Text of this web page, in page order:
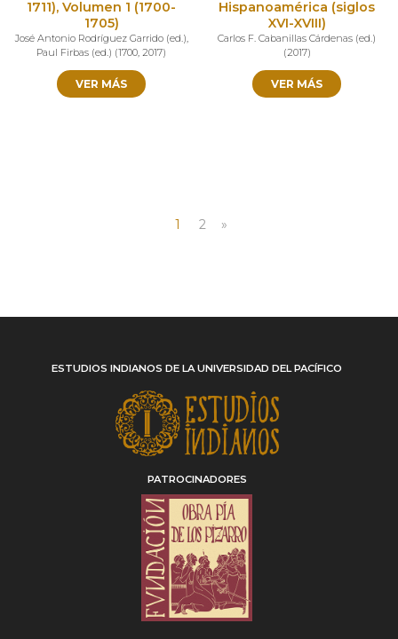
1711), Volumen 1 (1700-
1705)
José Antonio Rodríguez Garrido (ed.),
Paul Firbas (ed.) (1700, 2017)
VER MÁS
Hispanoamérica (siglos
XVI-XVIII)
Carlos F. Cabanillas Cárdenas (ed.)
(2017)
VER MÁS
1 2 »
ESTUDIOS INDIANOS DE LA UNIVERSIDAD DEL PACÍFICO
PATROCINADORES